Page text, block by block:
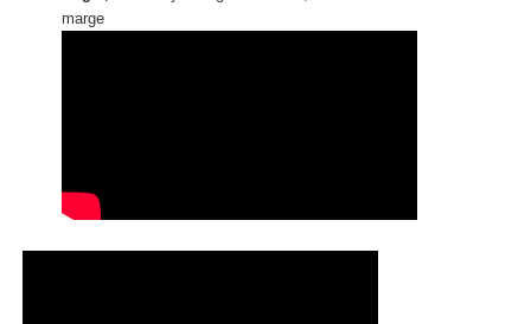
marge